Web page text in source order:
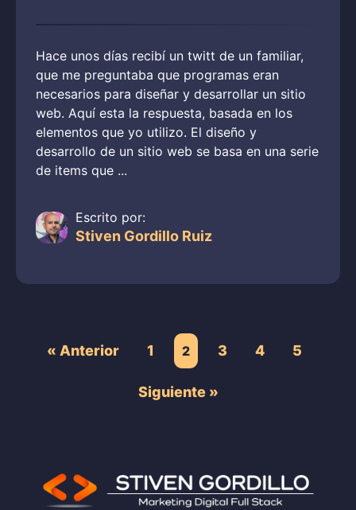
Hace unos días recibí un twitt de un familiar,
que me preguntaba que programas eran
necesarios para diseñar y desarrollar un sitio
web. Aquí esta la respuesta, basada en los
elementos que yo utilizo. El diseño y
desarrollo de un sitio web se basa en una serie
de items que ...
Escrito por:
Stiven Gordillo Ruiz
« Anterior 1 2 3 4 5
Siguiente »